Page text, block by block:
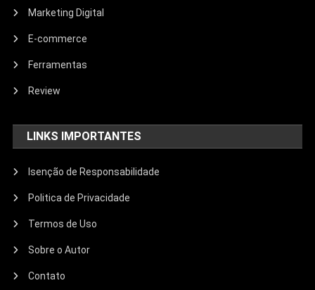
Marketing Digital
E-commerce
Ferramentas
Review
LINKS IMPORTANTES
Isenção de Responsabilidade
Politica de Privacidade
Termos de Uso
Sobre o Autor
Contato